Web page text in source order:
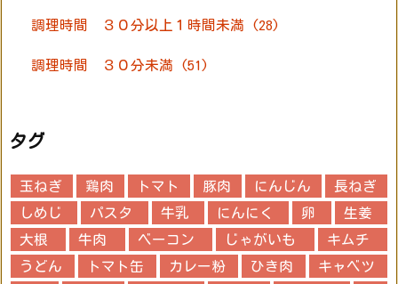
調理時間 ３０分以上１時間未満 (28)
調理時間 ３０分未満 (51)
タグ
玉ねぎ 鶏肉 トマト 豚肉 にんじん
長ねぎ
しめじ
パスタ 牛乳 にんにく 卵
生姜
大根
牛肉 ベーコン じゃがいも
キムチ
うどん
トマト缶 カレー粉 ひき肉
キャベツ